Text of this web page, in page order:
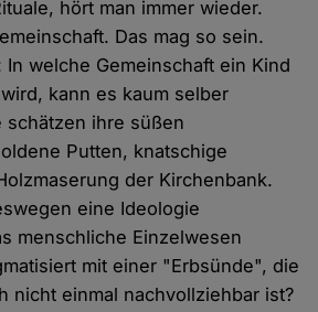
hört man immer wieder.
Das mag so sein.
In welche Gemeinschaft ein Kind
kann es kaum selber
schätzen ihre süßen
Putten, knatschige
der Kirchenbank.
eine Ideologie
menschliche Einzelwesen
mit einer "Erbsünde", die
nicht einmal nachvollziehbar ist?